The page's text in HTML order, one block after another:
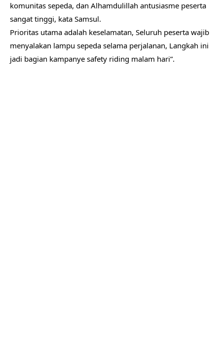
komunitas sepeda, dan Alhamdulillah antusiasme peserta
sangat tinggi, kata Samsul.
Prioritas utama adalah keselamatan, Seluruh peserta wajib
menyalakan lampu sepeda selama perjalanan, Langkah ini
jadi bagian kampanye safety riding malam hari”.